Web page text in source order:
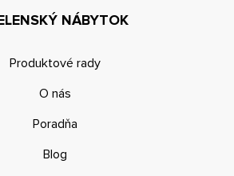
NÁBYTOK
Produktové rady
O nás
Poradňa
Blog